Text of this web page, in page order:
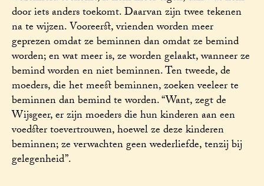
door iets anders toekomt. Daarvan zijn twee tekenen
na te wijzen. Vooreerst, vrienden worden meer
geprezen omdat ze beminnen dan omdat ze bemind
worden; en wat meer is, ze worden gelaakt, wanneer ze
bemind worden en niet beminnen. Ten tweede, de
moeders, die het meest beminnen, zoeken veeleer te
beminnen dan bemind te worden. “Want, zegt de
Wijsgeer, er zijn moeders die hun kinderen aan een
voedster toevertrouwen, hoewel ze deze kinderen
beminnen; ze verwachten geen wederliefde, tenzij bij
gelegenheid”.